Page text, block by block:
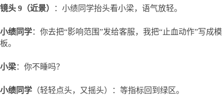
镜头 9（近景） ：小绩同学抬头看小梁，语气放轻。
小绩同学：你去把“影响范围”发给客服，我把“止血动作”写成模
板。
小梁：你不睡吗？
小绩同学 （轻轻点头，又摇头）：等指标回到绿区。